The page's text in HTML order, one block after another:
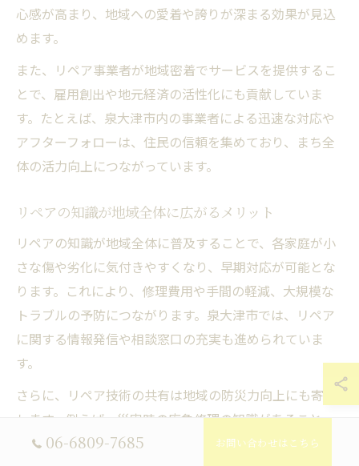
心感が高まり、地域への愛着や誇りが深まる効果が見込
めます。
また、リペア事業者が地域密着でサービスを提供するこ
とで、雇用創出や地元経済の活性化にも貢献していま
す。たとえば、泉大津市内の事業者による迅速な対応や
アフターフォローは、住民の信頼を集めており、まち全
体の活力向上につながっています。
リペアの知識が地域全体に広がるメリット
リペアの知識が地域全体に普及することで、各家庭が小
さな傷や劣化に気付きやすくなり、早期対応が可能とな
ります。これにより、修理費用や手間の軽減、大規模な
トラブルの予防につながります。泉大津市では、リペア
に関する情報発信や相談窓口の充実も進められていま
す。
さらに、リペア技術の共有は地域の防災力向上にも寄与
します。例えば、災害時の応急修理の知識があること
で、被害拡大を防ぐことができます。こうした知識の普
06-6809-7685 お問い合わせはこちら